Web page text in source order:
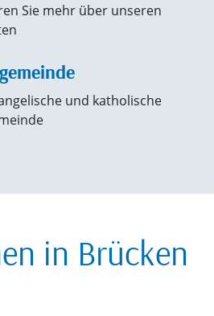
Sie mehr über unseren
und katholische
in Brücken